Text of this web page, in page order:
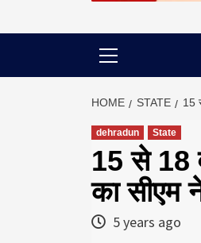
HOME STATE 15
dehradun State
15 से 18
का सीएम
5 years ago